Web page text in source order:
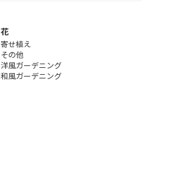
花
寄せ植え
その他
洋風ガーデニング
和風ガーデニング